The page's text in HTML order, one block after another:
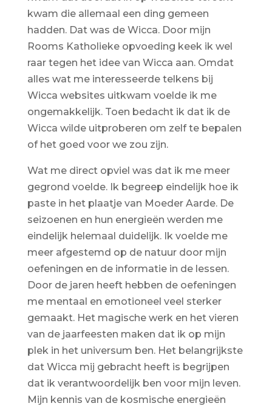
kwam die allemaal een ding gemeen
hadden. Dat was de Wicca. Door mijn
Rooms Katholieke opvoeding keek ik wel
raar tegen het idee van Wicca aan. Omdat
alles wat me interesseerde telkens bij
Wicca websites uitkwam voelde ik me
ongemakkelijk. Toen bedacht ik dat ik de
Wicca wilde uitproberen om zelf te bepalen
of het goed voor we zou zijn.
Wat me direct opviel was dat ik me meer
gegrond voelde. Ik begreep eindelijk hoe ik
paste in het plaatje van Moeder Aarde. De
seizoenen en hun energieën werden me
eindelijk helemaal duidelijk. Ik voelde me
meer afgestemd op de natuur door mijn
oefeningen en de informatie in de lessen.
Door de jaren heeft hebben de oefeningen
me mentaal en emotioneel veel sterker
gemaakt. Het magische werk en het vieren
van de jaarfeesten maken dat ik op mijn
plek in het universum ben. Het belangrijkste
dat Wicca mij gebracht heeft is begrijpen
dat ik verantwoordelijk ben voor mijn leven.
Mijn kennis van de kosmische energieën